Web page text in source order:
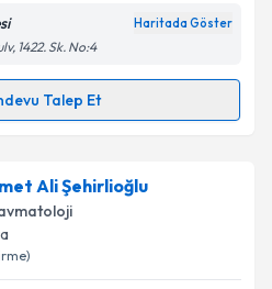
ilişkin
Aydınlatma
kişisel verilerimin belirtilen
kabul ediyorum.
Haritada Göster
1422. Sk. No:4
Talep Et
Talebi
için randevu takvimi talebi
randevu almanız için bir
e-posta ile bilgilendireceğiz.
Ali Şehirlioğlu